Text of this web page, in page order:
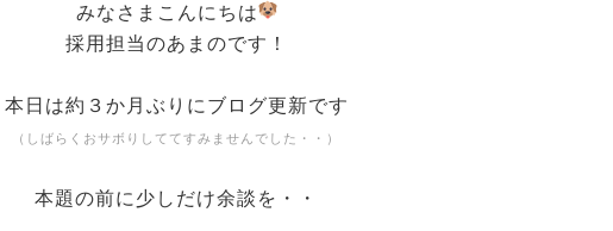
みなさまこんにちは
採用担当のあまのです！
本日は約３か月ぶりにブログ更新です
（しばらくおサボりしててすみませんでした・・）
本題の前に少しだけ余談を・・